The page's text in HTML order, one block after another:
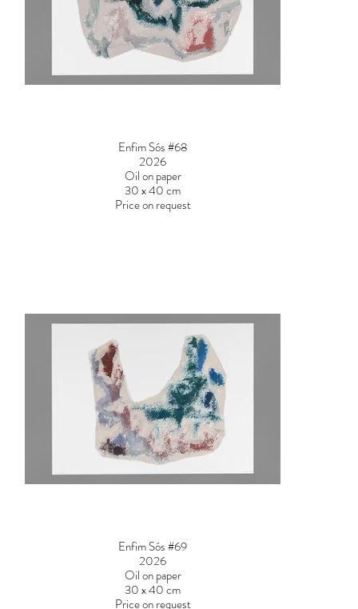
Enfim Sós #68
2026
Oil on paper
30 x 40 cm
Price on request
Enfim Sós #69
2026
Oil on paper
30 x 40 cm
Price on request